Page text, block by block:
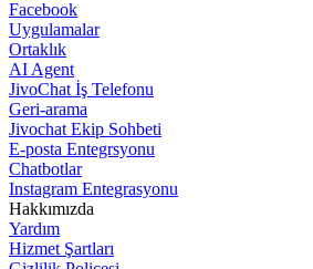
Facebook
Uygulamalar
Ortaklık
AI Agent
JivoChat İş Telefonu
Geri-arama
Jivochat Ekip Sohbeti
E-posta Entegrsyonu
Chatbotlar
Instagram Entegrasyonu
Hakkımızda
Yardım
Hizmet Şartları